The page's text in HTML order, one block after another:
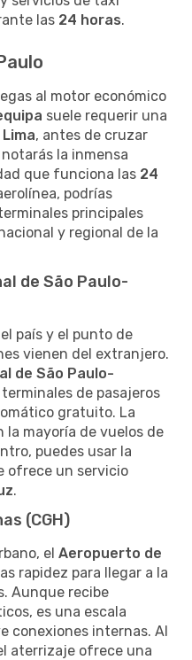
las 24 horas.
al motor económico
suele requerir una
Lima, antes de cruzar
la inmensa
que funciona las 24
podrías
principales
y regional de la
de São Paulo-
país y el punto de
vienen del extranjero.
de São Paulo-
de pasajeros
gratuito. La
la mayoría de vuelos de
puedes usar la
ofrece un servicio
.
(CGH)
el Aeropuerto de
rapidez para llegar a la
Aunque recibe
es una escala
conexiones internas. Al
aterrizaje ofrece una